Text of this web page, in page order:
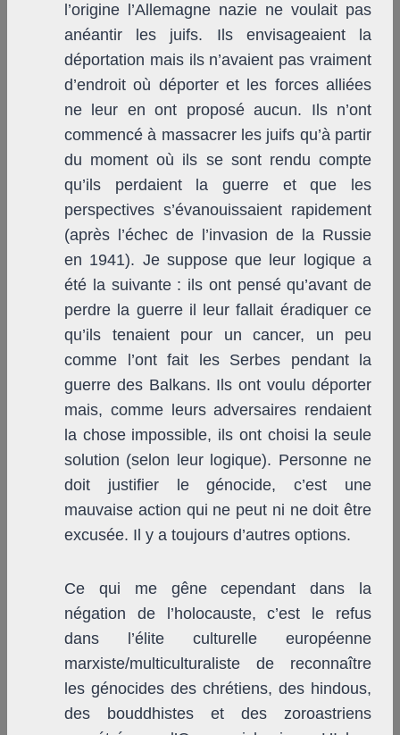
l’origine l’Allemagne nazie ne voulait pas
anéantir les juifs. Ils envisageaient la
déportation mais ils n’avaient pas vraiment
d’endroit où déporter et les forces alliées
ne leur en ont proposé aucun. Ils n’ont
commencé à massacrer les juifs qu’à partir
du moment où ils se sont rendu compte
qu’ils perdaient la guerre et que les
perspectives s’évanouissaient rapidement
(après l’échec de l’invasion de la Russie
en 1941). Je suppose que leur logique a
été la suivante : ils ont pensé qu’avant de
perdre la guerre il leur fallait éradiquer ce
qu’ils tenaient pour un cancer, un peu
comme l’ont fait les Serbes pendant la
guerre des Balkans. Ils ont voulu déporter
mais, comme leurs adversaires rendaient
la chose impossible, ils ont choisi la seule
solution (selon leur logique). Personne ne
doit justifier le génocide, c’est une
mauvaise action qui ne peut ni ne doit être
excusée. Il y a toujours d’autres options.
Ce qui me gêne cependant dans la
négation de l’holocauste, c’est le refus
dans l’élite culturelle européenne
marxiste/multiculturaliste de reconnaître
les génocides des chrétiens, des hindous,
des bouddhistes et des zoroastriens